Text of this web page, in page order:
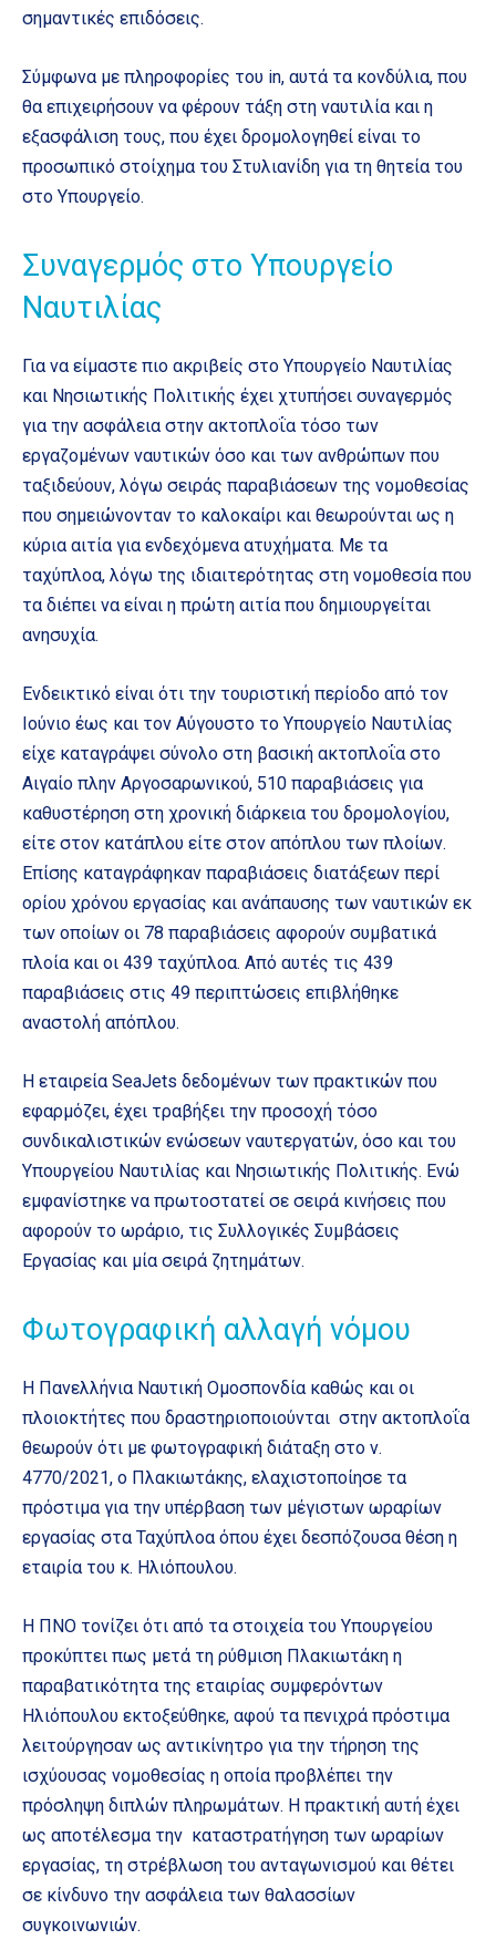
σημαντικές επιδόσεις.
Σύμφωνα με πληροφορίες του in, αυτά τα κονδύλια, που
θα επιχειρήσουν να φέρουν τάξη στη ναυτιλία και η
εξασφάλιση τους, που έχει δρομολογηθεί είναι το
προσωπικό στοίχημα του Στυλιανίδη για τη θητεία του
στο Υπουργείο.
Συναγερμός στο Υπουργείο
Ναυτιλίας
Για να είμαστε πιο ακριβείς στο Υπουργείο Ναυτιλίας
και Νησιωτικής Πολιτικής έχει χτυπήσει συναγερμός
για την ασφάλεια στην ακτοπλοΐα τόσο των
εργαζομένων ναυτικών όσο και των ανθρώπων που
ταξιδεύουν, λόγω σειράς παραβιάσεων της νομοθεσίας
που σημειώνονταν το καλοκαίρι και θεωρούνται ως η
κύρια αιτία για ενδεχόμενα ατυχήματα. Με τα
ταχύπλοα, λόγω της ιδιαιτερότητας στη νομοθεσία που
τα διέπει να είναι η πρώτη αιτία που δημιουργείται
ανησυχία.
Ενδεικτικό είναι ότι την τουριστική περίοδο από τον
Ιούνιο έως και τον Αύγουστο το Υπουργείο Ναυτιλίας
είχε καταγράψει σύνολο στη βασική ακτοπλοΐα στο
Αιγαίο πλην Αργοσαρωνικού, 510 παραβιάσεις για
καθυστέρηση στη χρονική διάρκεια του δρομολογίου,
είτε στον κατάπλου είτε στον απόπλου των πλοίων.
Επίσης καταγράφηκαν παραβιάσεις διατάξεων περί
ορίου χρόνου εργασίας και ανάπαυσης των ναυτικών εκ
των οποίων οι 78 παραβιάσεις αφορούν συμβατικά
πλοία και οι 439 ταχύπλοα. Από αυτές τις 439
παραβιάσεις στις 49 περιπτώσεις επιβλήθηκε
αναστολή απόπλου.
Η εταιρεία SeaJets δεδομένων των πρακτικών που
εφαρμόζει, έχει τραβήξει την προσοχή τόσο
συνδικαλιστικών ενώσεων ναυτεργατών, όσο και του
Υπουργείου Ναυτιλίας και Νησιωτικής Πολιτικής. Ενώ
εμφανίστηκε να πρωτοστατεί σε σειρά κινήσεις που
αφορούν το ωράριο, τις Συλλογικές Συμβάσεις
Εργασίας και μία σειρά ζητημάτων.
Φωτογραφική αλλαγή νόμου
Η Πανελλήνια Ναυτική Ομοσπονδία καθώς και οι
πλοιοκτήτες που δραστηριοποιούνται στην ακτοπλοΐα
θεωρούν ότι με φωτογραφική διάταξη στο ν.
4770/2021, ο Πλακιωτάκης, ελαχιστοποίησε τα
πρόστιμα για την υπέρβαση των μέγιστων ωραρίων
εργασίας στα Ταχύπλοα όπου έχει δεσπόζουσα θέση η
εταιρία του κ. Ηλιόπουλου.
Η ΠΝΟ τονίζει ότι από τα στοιχεία του Υπουργείου
προκύπτει πως μετά τη ρύθμιση Πλακιωτάκη η
παραβατικότητα της εταιρίας συμφερόντων
Ηλιόπουλου εκτοξεύθηκε, αφού τα πενιχρά πρόστιμα
λειτούργησαν ως αντικίνητρο για την τήρηση της
ισχύουσας νομοθεσίας η οποία προβλέπει την
πρόσληψη διπλών πληρωμάτων. Η πρακτική αυτή έχει
ως αποτέλεσμα την καταστρατήγηση των ωραρίων
εργασίας, τη στρέβλωση του ανταγωνισμού και θέτει
σε κίνδυνο την ασφάλεια των θαλασσίων
συγκοινωνιών.